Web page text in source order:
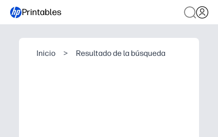
Printables
Inicio > Resultado de la búsqueda